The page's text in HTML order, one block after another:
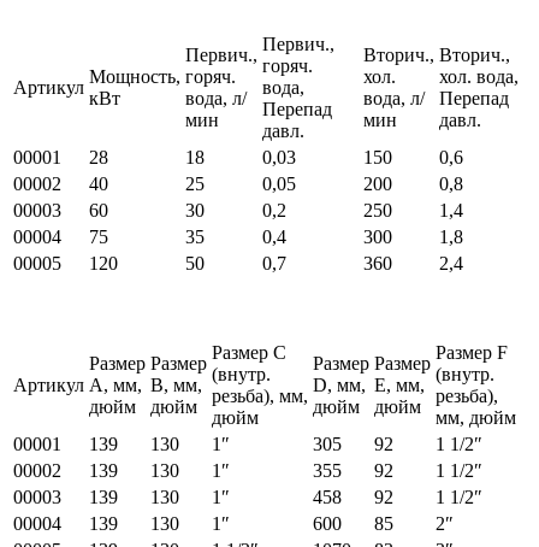
Артикул
Мощность,
кВт
Первич.,
горяч.
вода, л/
мин
Первич.,
горяч.
вода,
Перепад
давл.
Вторич.,
хол.
вода, л/
мин
Вторич.,
хол. вода,
Перепад
давл.
00001
28 18 0,03 150
0,6
00002
40 25 0,05 200
0,8
00003
60 30 0,2 250
1,4
00004
75 35 0,4 300
1,8
00005
120 50 0,7 360 2,4
Артикул
Размер
A, мм,
дюйм
Размер
B, мм,
дюйм
Размер C
(внутр.
резьба), мм,
дюйм
Размер
D, мм,
дюйм
Размер
E, мм,
дюйм
Размер F
(внутр.
резьба),
мм, дюйм
00001
139 130 1″ 305 92
1 1/2″
00002
139 130 1″ 355 92
1 1/2″
00003
139 130 1″ 458 92
1 1/2″
00004
139 130 1″ 600 85
2″